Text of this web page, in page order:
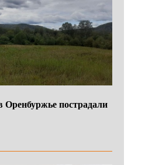
Оренбуржье пострадали